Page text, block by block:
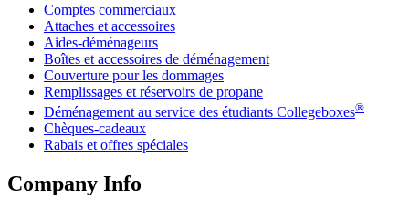
Comptes commerciaux
Attaches et accessoires
Aides-déménageurs
Boîtes et accessoires de déménagement
Couverture pour les dommages
Remplissages et réservoirs de propane
Déménagement au service des étudiants Collegeboxes®
Chèques-cadeaux
Rabais et offres spéciales
Company Info